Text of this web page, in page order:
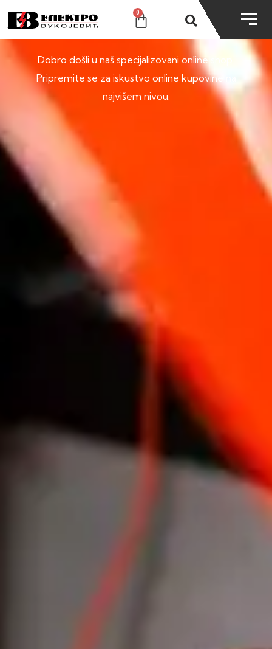
0
SHOP
Dobro došli u naš specijalizovani online shop.
Pripremite se za iskustvo online kupovine na
najvišem nivou.